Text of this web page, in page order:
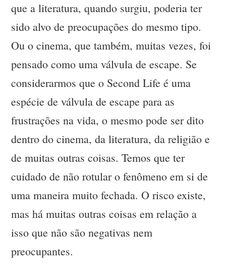
que a literatura, quando surgiu, poderia ter
sido alvo de preocupações do mesmo tipo.
Ou o cinema, que também, muitas vezes, foi
pensado como uma válvula de escape. Se
considerarmos que o Second Life é uma
espécie de válvula de escape para as
frustrações na vida, o mesmo pode ser dito
dentro do cinema, da literatura, da religião e
de muitas outras coisas. Temos que ter
cuidado de não rotular o fenômeno em si de
uma maneira muito fechada. O risco existe,
mas há muitas outras coisas em relação a
isso que não são negativas nem
preocupantes.